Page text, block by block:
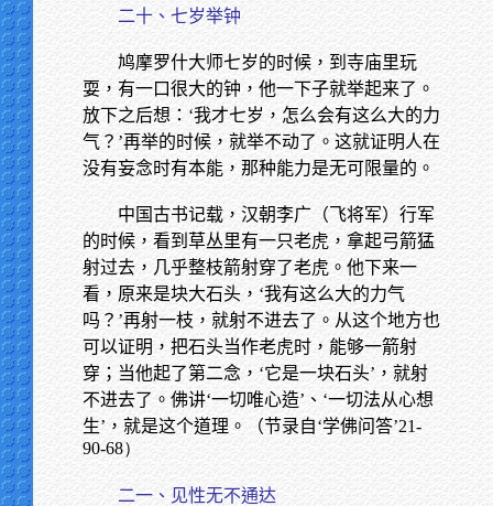
二十、七岁举钟
鸠摩罗什大师七岁的时候，到寺庙里玩
耍，有一口很大的钟，他一下子就举起来了。
放下之后想：‘我才七岁，怎么会有这么大的力
气？’再举的时候，就举不动了。这就证明人在
没有妄念时有本能，那种能力是无可限量的。
中国古书记载，汉朝李广（飞将军）行军
的时候，看到草丛里有一只老虎，拿起弓箭猛
射过去，几乎整枝箭射穿了老虎。他下来一
看，原来是块大石头，‘我有这么大的力气
吗？’再射一枝，就射不进去了。从这个地方也
可以证明，把石头当作老虎时，能够一箭射
穿；当他起了第二念，‘它是一块石头’，就射
不进去了。佛讲‘一切唯心造’、‘一切法从心想
生’，就是这个道理。（节录自‘学佛问答’21-
90-68）
二一、见性无不通达